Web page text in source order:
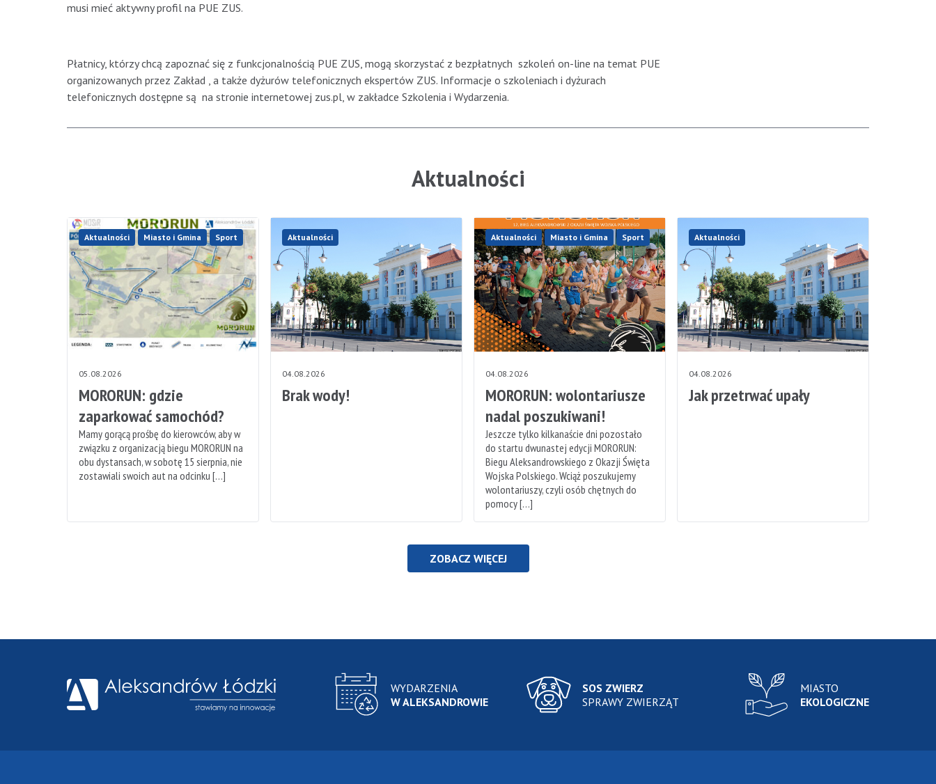
musi mieć aktywny profil na PUE ZUS.
Płatnicy, którzy chcą zapoznać się z funkcjonalnością PUE ZUS, mogą skorzystać z bezpłatnych szkoleń on-line na temat PUE
organizowanych przez Zakład , a także dyżurów telefonicznych ekspertów ZUS. Informacje o szkoleniach i dyżurach
telefonicznych dostępne są na stronie internetowej zus.pl, w zakładce Szkolenia i Wydarzenia.
Aktualności
Aktualności Miasto i Gmina Sport
05.08.2026
MORORUN: gdzie
zaparkować samochód?
Mamy gorącą prośbę do kierowców, aby w
związku z organizacją biegu MORORUN na
obu dystansach, w sobotę 15 sierpnia, nie
zostawiali swoich aut na odcinku […]
Aktualności
04.08.2026
Brak wody!
Aktualności Miasto i Gmina Sport
04.08.2026
MORORUN: wolontariusze
nadal poszukiwani!
Jeszcze tylko kilkanaście dni pozostało
do startu dwunastej edycji MORORUN:
Biegu Aleksandrowskiego z Okazji Święta
Wojska Polskiego. Wciąż poszukujemy
wolontariuszy, czyli osób chętnych do
pomocy […]
Aktualności
04.08.2026
Jak przetrwać upały
ZOBACZ WIĘCEJ
WYDARZENIA
W ALEKSANDROWIE
SOS ZWIERZ
SPRAWY ZWIERZĄT
MIASTO
EKOLOGICZNE